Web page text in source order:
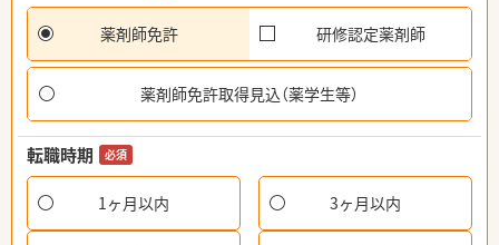
薬剤師免許 研修認定薬剤師
薬剤師免許取得見込（薬学生等）
転職時期 必須
1ヶ月以内 3ヶ月以内